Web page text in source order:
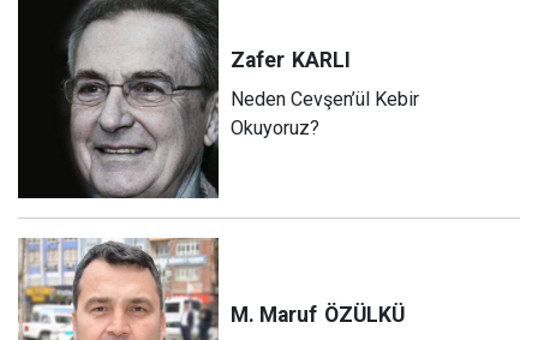
Zafer KARLI
Neden Cevşen’ül Kebir
Okuyoruz?
M. Maruf ÖZÜLKÜ